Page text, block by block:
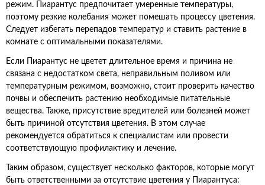
режим. Пиарантус предпочитает умеренные температуры,
поэтому резкие колебания может помешать процессу цветения.
Следует избегать перепадов температур и ставить растение в
комнате с оптимальными показателями.
Если Пиарантус не цветет длительное время и причина не
связана с недостатком света, неправильным поливом или
температурным режимом, возможно, стоит проверить качество
почвы и обеспечить растению необходимые питательные
вещества. Также, присутствие вредителей или болезней может
быть причиной отсутствия цветения. В этом случае
рекомендуется обратиться к специалистам или провести
соответствующую профилактику и лечение.
Таким образом, существует несколько факторов, которые могут
быть ответственными за отсутствие цветения у Пиарантуса: